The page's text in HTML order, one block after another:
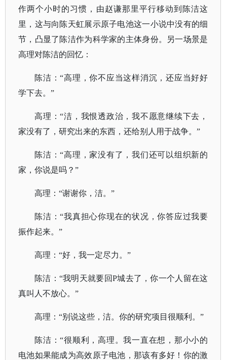
作两个小时的习惯，由赵谦那里平行移动到陈洁这
里，这与向陈天虹展示原子电池这一小说中没有的细
节，凸显了陈洁作为科学家的主体身份。另一场景是
高理对陈洁的回忆：
陈洁：“高理，你不应当这样消沉，还应当好好
学下去。”
高理：“洁，我恨透政治，我不愿意继续下去，
家没有了，研究出来的东西，还给别人用于战争。”
陈洁：“高理，家没有了，我们还可以组织新的
家，你说是吗？”
高理： “谢谢你，洁。”
陈洁：“我真担心你现在的状况，你答应过我要
振作起来。”
高理： “好，我一定尽力。”
陈洁： “我明天就要回P城去了，你一个人留在这
真叫人不放心。”
高理： “别说这些，洁。你的研究项目很顺利。”
陈洁：“很顺利，高理。我一直在想，那小小的
电池如果能成为高效原子电池，那该有多好！你的激